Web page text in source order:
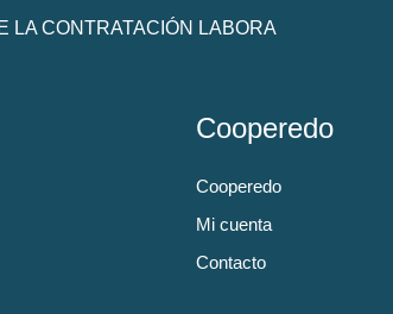
LA CONTRATACIÓN LABORA
Cooperedo
Cooperedo
Mi cuenta
Contacto